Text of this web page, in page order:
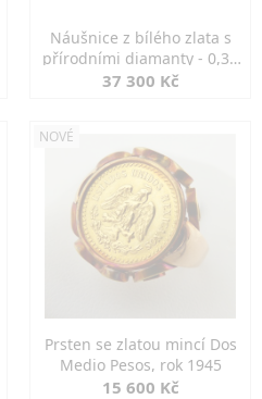
Náušnice z bílého zlata s
přírodními diamanty - 0,30
ct
37 300 Kč
NOVÉ
Prsten se zlatou mincí Dos
Medio Pesos, rok 1945
15 600 Kč